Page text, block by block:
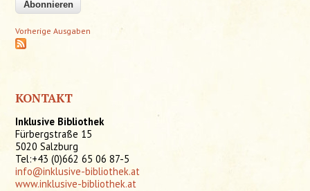
Vorherige Ausgaben
KONTAKT
Inklusive Bibliothek
Fürbergstraße 15
5020 Salzburg
Tel:+43 (0)662 65 06 87-5
info@inklusive-bibliothek.at
www.inklusive-bibliothek.at